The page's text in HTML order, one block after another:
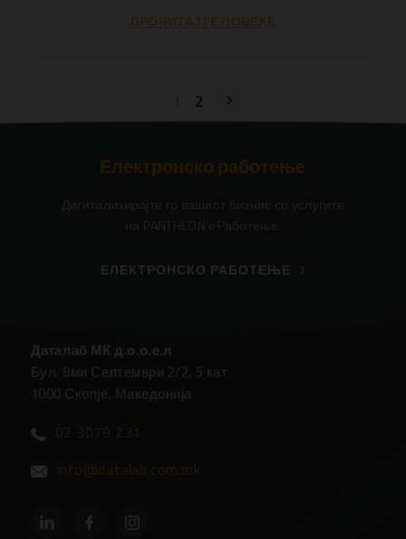
ПРОЧИТАЈТЕ ПОВЕЌЕ
1 2
Електронско работење
Дигитализирајте го вашиот бизнис со услугите
на PANTHEON еРаботење.
ЕЛЕКТРОНСКО РАБОТЕЊЕ
Даталаб МК д.о.о.е.л
Бул. 8ми Септември 2/2, 5 кат
1000 Скопје, Македонија
02 3079 231
info@datalab.com.mk